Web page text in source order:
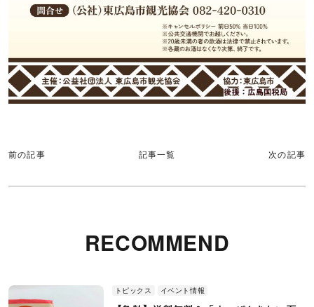
前の記事 記事一覧 次の記事
RECOMMEND
トピックス イベント情報